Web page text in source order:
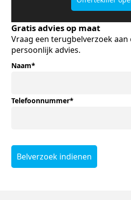
Gratis advies op maat
Vraag een terugbelverzoek aan
persoonlijk advies.
Naam*
Telefoonnummer*
Belverzoek indienen